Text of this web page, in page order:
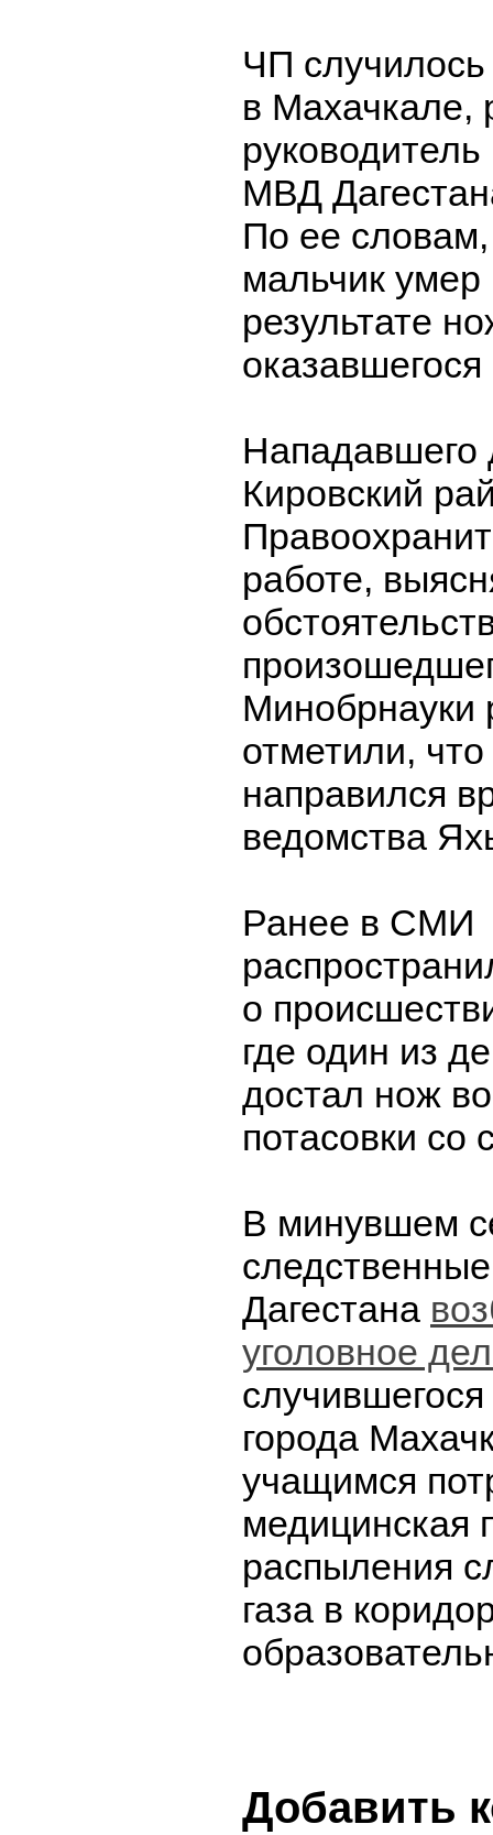
ЧП
в Махачкале,
МВД
По ее
мальчик
результате
Нападавшего
Кировский
работе,
Минобрнауки
отметили,
направился
ведомства
Ранее в СМИ
о
где один из
достал нож
потасовки со
В минувшем
Дагестана
уголовное
города
учащимся
медицинская
распыления
газа в
Добавить